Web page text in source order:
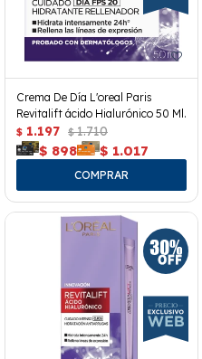
Crema De Día L'oreal Paris
Revitalift ácido Hialurónico 50 Ml.
$ 1.197 $ 1.710
$ 898 $ 1.017